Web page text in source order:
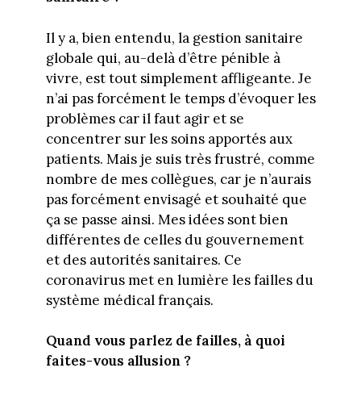
Il y a, bien entendu, la gestion sanitaire
globale qui, au-delà d’être pénible à
vivre, est tout simplement affligeante. Je
n’ai pas forcément le temps d’évoquer les
problèmes car il faut agir et se
concentrer sur les soins apportés aux
patients. Mais je suis très frustré, comme
nombre de mes collègues, car je n’aurais
pas forcément envisagé et souhaité que
ça se passe ainsi. Mes idées sont bien
différentes de celles du gouvernement
et des autorités sanitaires. Ce
coronavirus met en lumière les failles du
système médical français.
Quand vous parlez de failles, à quoi
faites-vous allusion ?